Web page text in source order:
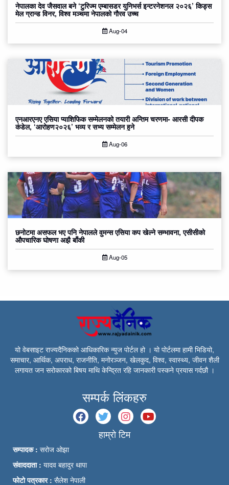
नेपालका देव जैसवाल बने ‘टुरिज्म एम्बासडर युनिभर्स इन्टरनेशनल २०२६’ किड्स
मेल ग्रान्ड विनर, विश्व मञ्चमा नेपालको गौरव उच्च
Aug-04
एनआरएनए एसिया प्याशिफिक सम्मेलनको तयारी अन्तिम चरणमा- आरसी दीपक
कंडेल, ‘आरोहण२०२६’ भव्य र सभ्य सम्मेलन हुने
Aug-06
छनोटमा असफल भए पनि नेपालले वुमन्स एसिया कप खेल्ने सम्भावना, एसीसीको
औपचारिक घोषणा अझै बाँकी
Aug-05
यो वेबसाइट राज्यदैनिकको आधिकारिक न्युज पोर्टल हो । यो पोर्टलमा हामी भिडियो,
समाचार, आर्थिक, अपराध, राजनीति, मनोरञ्जन, खेलकुद, विश्व, स्वास्थ्य, जीवन शैली
लगायत जन सरोकारको बिषय माथि केन्द्रित रहि जानकारी पस्कने प्रयास गर्दछौ ।
सम्पर्क लिंकहरु
हाम्रो टिम
सम्पादक : सरोज ओझा
संवाददाता : यादव बहादुर थापा
फोटो पत्रकार : सैलेश नेपाली